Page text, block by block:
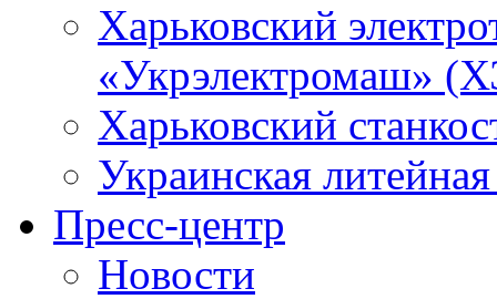
Харьковский
«Укрэлектромаш»
Харьковский
Украинская
Пресс-центр
Новости